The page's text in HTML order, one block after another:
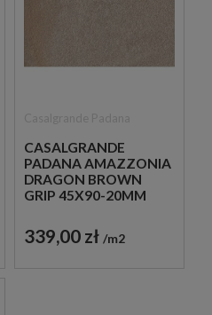
CASALGRANDE
PADANA AMAZZONIA
DRAGON BROWN
GRIP 45X90-20MM
GRESOWE IMITUJĄCE
KAMIEŃ
339,00 zł m2